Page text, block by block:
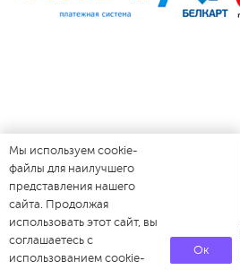
Телефон
Мы используем cookie-
файлы для наилучшего
представления нашего
сайта. Продолжая
использовать этот сайт, вы
соглашаетесь с
использованием cookie-
Ок